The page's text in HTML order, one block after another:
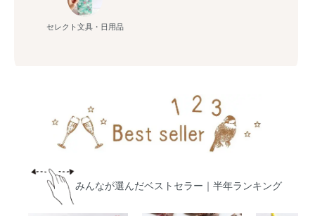
セレクト文具・日用品
みんなが選んだベストセラー｜半年ランキング